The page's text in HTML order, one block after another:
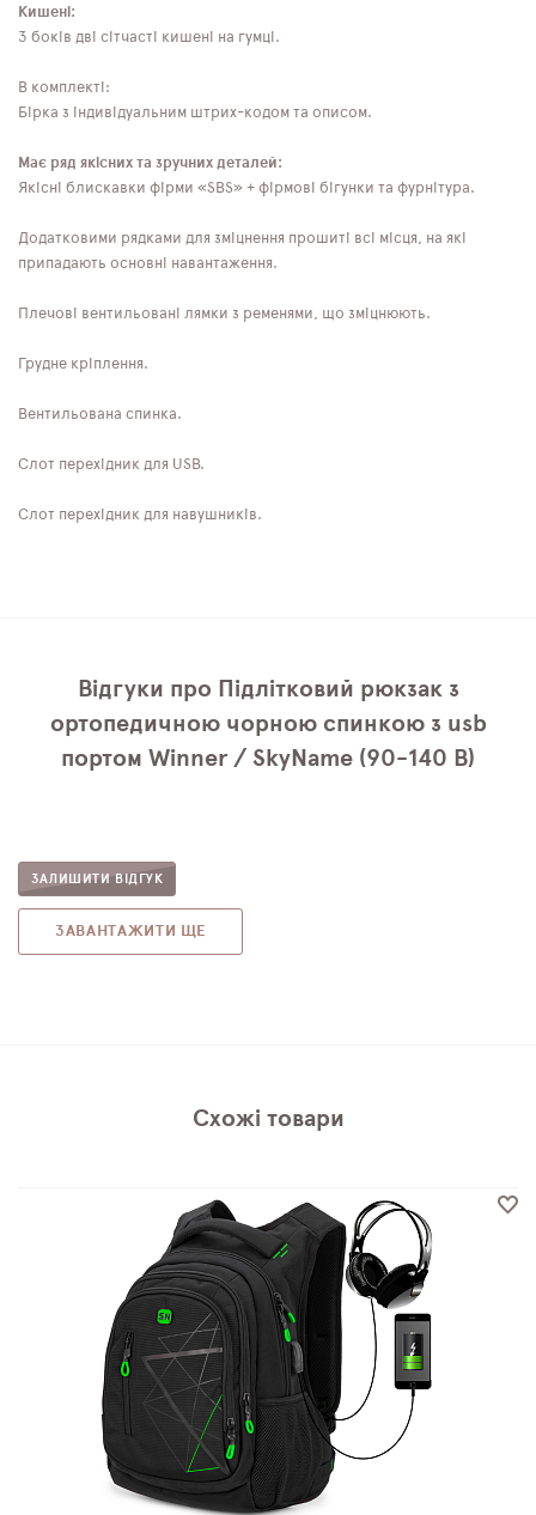
Кишені:
З боків дві сітчасті кишені на гумці.
В комплекті:
Бірка з індивідуальним штрих-кодом та описом.
Має ряд якісних та зручних деталей:
Якісні блискавки фірми «SBS» + фірмові бігунки та фурнітура.
Додатковими рядками для зміцнення прошиті всі місця, на які
припадають основні навантаження.
Плечові вентильовані лямки з ременями, що зміцнюють.
Грудне кріплення.
Вентильована спинка.
Слот перехідник для USB.
Слот перехідник для навушників.
Відгуки про Підлітковий рюкзак з
ортопедичною чорною спинкою з usb
портом Winner / SkyName (90-140 B)
ЗАЛИШИТИ ВІДГУК
ЗАВАНТАЖИТИ ЩЕ
Схожі товари